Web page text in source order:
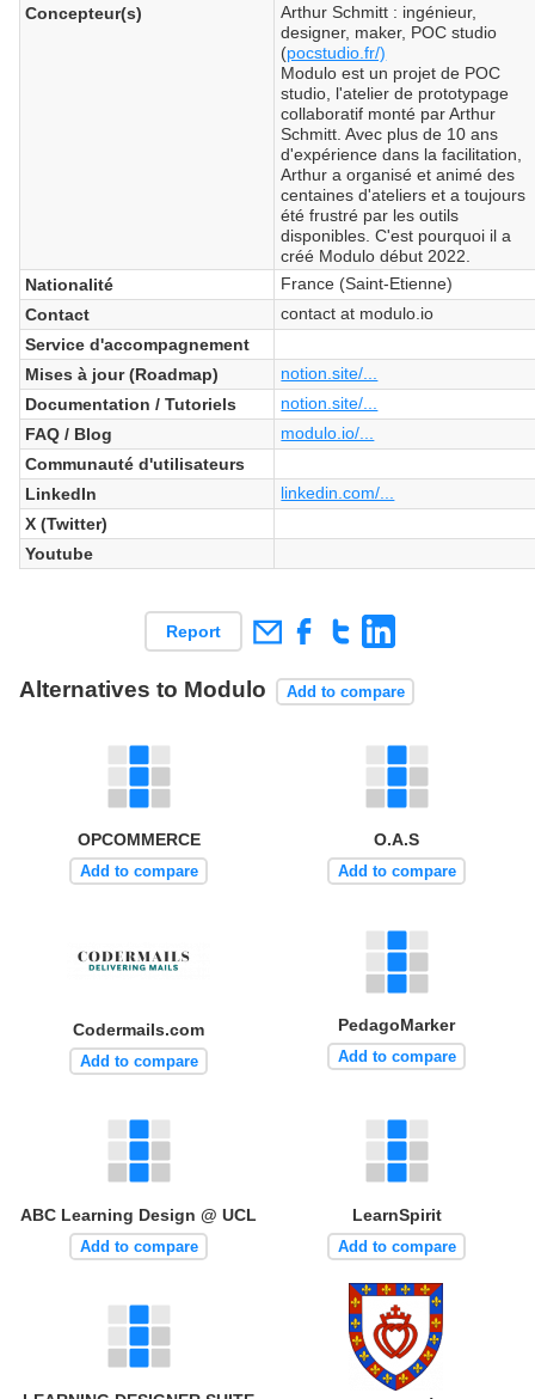
Concepteur(s)
Arthur Schmitt : ingénieur,
designer, maker, POC studio
(pocstudio.fr/)
Modulo est un projet de POC
studio, l'atelier de prototypage
collaboratif monté par Arthur
Schmitt. Avec plus de 10 ans
d'expérience dans la facilitation,
Arthur a organisé et animé des
centaines d'ateliers et a toujours
été frustré par les outils
disponibles. C'est pourquoi il a
créé Modulo début 2022.
Nationalité
France (Saint-Etienne)
Contact
contact at modulo.io
Service d'accompagnement
Mises à jour (Roadmap)
notion.site/...
Documentation / Tutoriels
notion.site/...
FAQ / Blog
modulo.io/...
Communauté d'utilisateurs
LinkedIn
linkedin.com/...
X (Twitter)
Youtube
Report
Alternatives to Modulo Add to compare
OPCOMMERCE
Add to compare
O.A.S
Add to compare
Codermails.com
Add to compare
PedagoMarker
Add to compare
ABC Learning Design @ UCL
Add to compare
LearnSpirit
Add to compare